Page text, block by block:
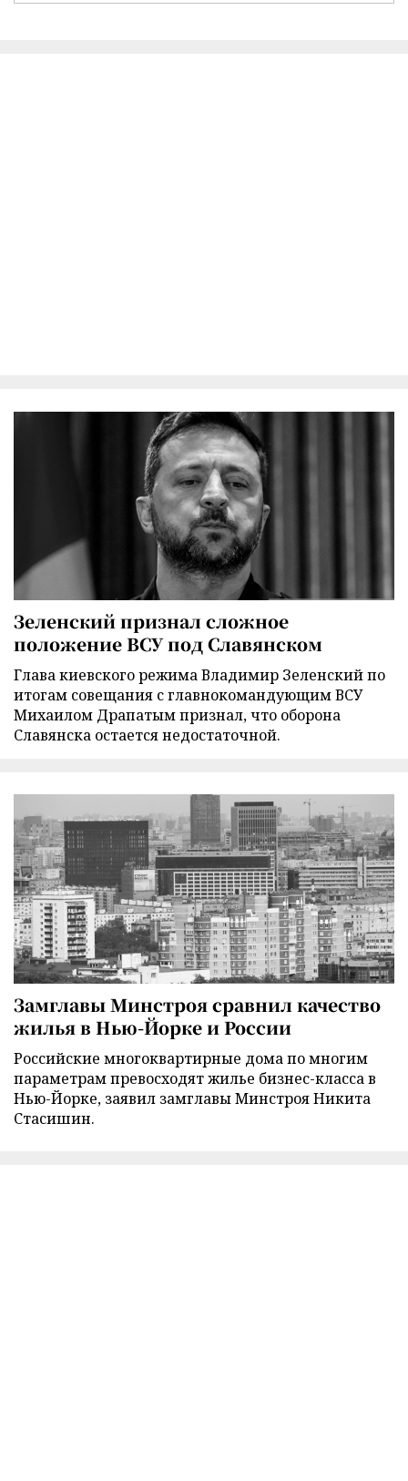
Зеленский признал сложное
положение ВСУ под Славянском
Глава киевского режима Владимир Зеленский по
итогам совещания с главнокомандующим ВСУ
Михаилом Драпатым признал, что оборона
Славянска остается недостаточной.
Замглавы Минстроя сравнил качество
жилья в Нью-Йорке и России
Российские многоквартирные дома по многим
параметрам превосходят жилье бизнес-класса в
Нью-Йорке, заявил замглавы Минстроя Никита
Стасишин.